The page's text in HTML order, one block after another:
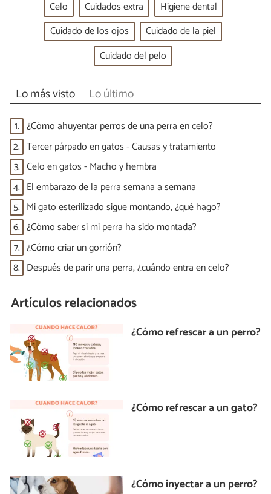
Celo Cuidados extra
Higiene dental
Cuidado de los ojos
Cuidado de la piel
Cuidado del pelo
Lo más visto Lo último
1. ¿Cómo ahuyentar perros de una perra en celo?
2. Tercer párpado en gatos - Causas y tratamiento
3. Celo en gatos - Macho y hembra
4. El embarazo de la perra semana a semana
5. Mi gato esterilizado sigue montando, ¿qué hago?
6. ¿Cómo saber si mi perra ha sido montada?
7. ¿Cómo criar un gorrión?
8. Después de parir una perra, ¿cuándo entra en celo?
Artículos relacionados
¿Cómo refrescar a un perro?
¿Cómo refrescar a un gato?
¿Cómo inyectar a un perro?